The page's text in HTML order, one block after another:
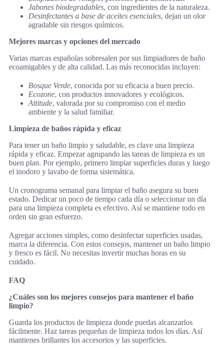
Jabones biodegradables, con ingredientes de la naturaleza.
Desinfectantes a base de aceites esenciales, dejan un olor
agradable sin riesgos químicos.
Mejores marcas y opciones del mercado
Varias marcas españolas sobresalen por sus limpiadores de baño
ecoamigables y de alta calidad. Las más reconocidas incluyen:
Bosque Verde, conocida por su eficacia a buen precio.
Ecozone, con productos innovadores y ecológicos.
Attitude, valorada por su compromiso con el medio
ambiente y la salud familiar.
Limpieza de baños rápida y eficaz
Para tener un baño limpio y saludable, es clave una limpieza
rápida y eficaz. Empezar agrupando las tareas de limpieza es un
buen plan. Por ejemplo, primero limpiar superficies duras y luego
el inodoro y lavabo de forma sistemática.
Un cronograma semanal para limpiar el baño asegura su buen
estado. Dedicar un poco de tiempo cada día o seleccionar un día
para una limpieza completa es efectivo. Así se mantiene todo en
orden sin gran esfuerzo.
Agregar acciones simples, como desinfectar superficies usadas,
marca la diferencia. Con estos consejos, mantener un baño limpio
y fresco es fácil. No necesitas invertir muchas horas en su
cuidado.
FAQ
¿Cuáles son los mejores consejos para mantener el baño
limpio?
Guarda los productos de limpieza donde puedas alcanzarlos
fácilmente. Haz tareas pequeñas de limpieza todos los días. Así
mantienes brillantes los accesorios y las superficies.